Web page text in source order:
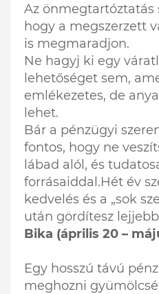
Az önmegtartóztatás
hogy a megszerzett
is megmaradjon.
Ne hagyj ki egy
lehetőséget sem,
emlékezetes, de
lehet.
Bár a pénzügyi
fontos, hogy ne
lábad alól, és
forrásaiddal.Hét év
kedvelés és a „sok
után gördítesz
Bika (április 20 –
Egy hosszú távú
meghozni